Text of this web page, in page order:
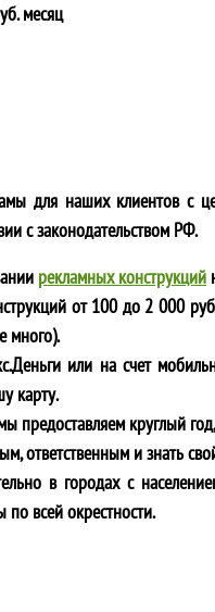
месяц
для наших клиентов с
с законодательством РФ.
рекламных конструкций
от 100 до 2 000
много).
или на счет
карту.
предоставляем круглый
ответственным и знать
в городах с
всей окрестности.